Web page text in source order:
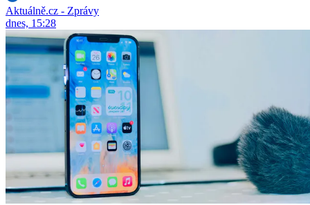
Aktuálně.cz - Zprávy
dnes, 15:28